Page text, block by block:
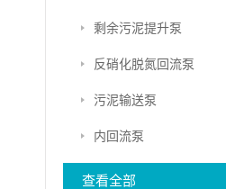
剩余污泥提升泵
反硝化脱氮回流泵
污泥输送泵
内回流泵
查看全部